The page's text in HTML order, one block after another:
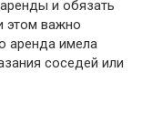
и обязать
этом важно
аренда имела
соседей или